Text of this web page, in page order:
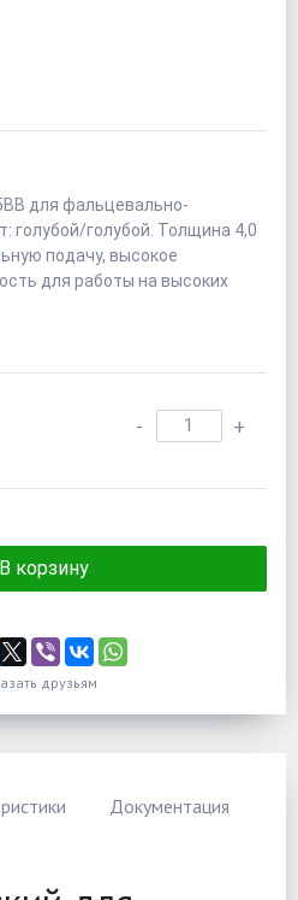
для фальцевально-
голубой/голубой. Толщина 4,0
подачу, высокое
для работы на высоких
- +
В корзину
друзьям
Документация